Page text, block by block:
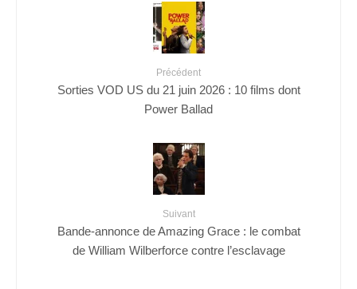
Précédent
Sorties VOD US du 21 juin 2026 : 10 films dont
Power Ballad
Suivant
Bande-annonce de Amazing Grace : le combat
de William Wilberforce contre l’esclavage